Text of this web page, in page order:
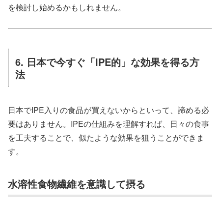
を検討し始めるかもしれません。
6. 日本で今すぐ「IPE的」な効果を得る方
法
日本でIPE入りの食品が買えないからといって、諦める必
要はありません。IPEの仕組みを理解すれば、日々の食事
を工夫することで、似たような効果を狙うことができま
す。
水溶性食物繊維を意識して摂る